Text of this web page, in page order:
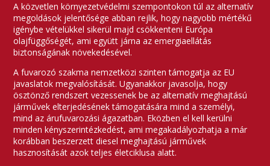
A közvetlen környezetvédelmi szempontokon túl az alternatív
megoldások jelentősége abban rejlik, hogy nagyobb mértékű
igénybe vételükkel sikerül majd csökkenteni Európa
olajfüggőségét, ami együtt járna az emergiaellátás
biztonságának növekedésével.
A fuvarozó szakma nemzetközi szinten támogatja az EU
javaslatok megvalósítását. Ugyanakkor javasolja, hogy
ösztönző rendszert vezessenek be az alternatív meghajtású
járművek elterjedésének támogatására mind a személyi,
mind az árufuvarozási ágazatban. Eközben el kell kerülni
minden kényszerintézkedést, ami megakadályozhatja a már
korábban beszerzett diesel meghajtású járművek
hasznosítását azok teljes életciklusa alatt.